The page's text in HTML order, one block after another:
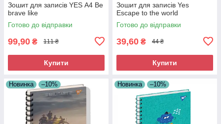
Зошит для записів YES А4 Be
brave like
Готово до відправки
99,90 ₴ 111 ₴
Купити
Зошит для записів Yes
Escape to the world
Готово до відправки
39,60 ₴ 44 ₴
Купити
Новинка –10% Новинка –10%